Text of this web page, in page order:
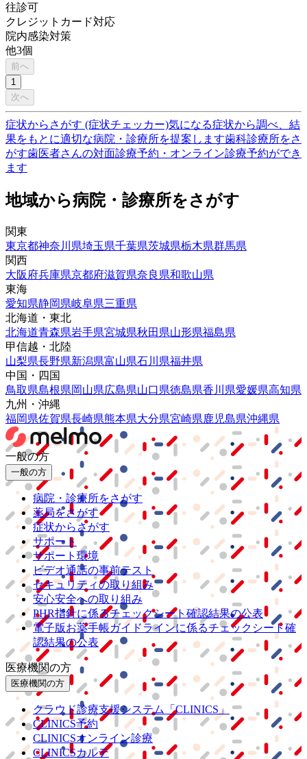
往診可
クレジットカード対応
院内感染対策
他3個
前へ
1
次へ
症状からさがす (症状チェッカー)気になる症状から調べ、結
果をもとに適切な病院・診療所を提案します歯科診療所をさ
がす歯医者さんの対面診療予約・オンライン診療予約ができ
ます
地域から病院・診療所をさがす
関東
東京都神奈川県埼玉県千葉県茨城県栃木県群馬県
関西
大阪府兵庫県京都府滋賀県奈良県和歌山県
東海
愛知県静岡県岐阜県三重県
北海道・東北
北海道青森県岩手県宮城県秋田県山形県福島県
甲信越・北陸
山梨県長野県新潟県富山県石川県福井県
中国・四国
鳥取県島根県岡山県広島県山口県徳島県香川県愛媛県高知県
九州・沖縄
福岡県佐賀県長崎県熊本県大分県宮崎県鹿児島県沖縄県
一般の方
一般の方
病院・診療所をさがす
薬局をさがす
症状からさがす
サポート
サポート環境
ビデオ通話の事前テスト
セキュリティの取り組み
安心安全への取り組み
PHR指針に係るチェックシート確認結果の公表
電子版お薬手帳ガイドラインに係るチェックシート確
認結果の公表
医療機関の方
医療機関の方
クラウド診療支援システム
「CLINICS」
CLINICS予約
CLINICSオンライン診療
CLINICSカルテ